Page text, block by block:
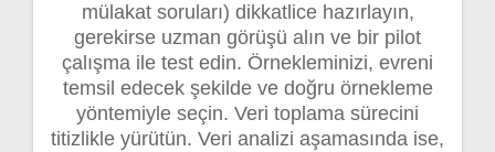
mülakat soruları) dikkatlice hazırlayın,
gerekirse uzman görüşü alın ve bir pilot
çalışma ile test edin. Örnekleminizi, evreni
temsil edecek şekilde ve doğru örnekleme
yöntemiyle seçin. Veri toplama sürecini
titizlikle yürütün. Veri analizi aşamasında ise,